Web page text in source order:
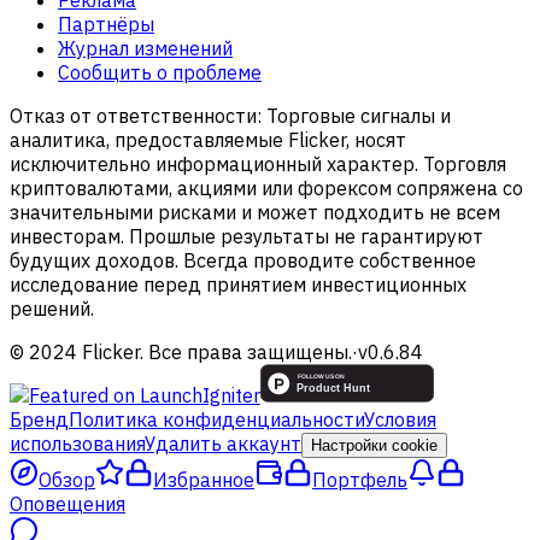
Партнёры
Журнал изменений
Сообщить о проблеме
Отказ от ответственности: Торговые сигналы и
аналитика, предоставляемые Flicker, носят
исключительно информационный характер. Торговля
криптовалютами, акциями или форексом сопряжена со
значительными рисками и может подходить не всем
инвесторам. Прошлые результаты не гарантируют
будущих доходов. Всегда проводите собственное
исследование перед принятием инвестиционных
решений.
© 2024 Flicker. Все права защищены.·v0.6.84
БрендПолитика конфиденциальностиУсловия
использованияУдалить аккаунт Настройки cookie
Обзор Избранное
Портфель
Оповещения